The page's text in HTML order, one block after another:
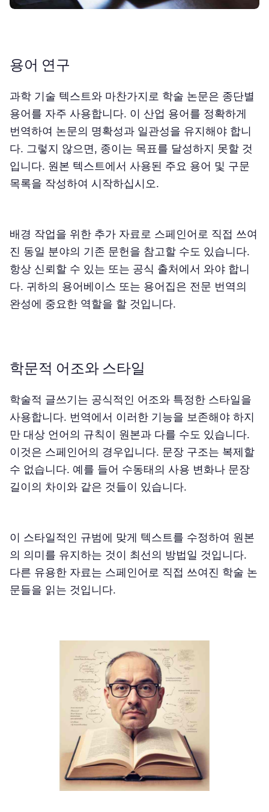
용어 연구
과학 기술 텍스트와 마찬가지로 학술 논문은 종단별
용어를 자주 사용합니다. 이 산업 용어를 정확하게
번역하여 논문의 명확성과 일관성을 유지해야 합니
다. 그렇지 않으면, 종이는 목표를 달성하지 못할 것
입니다. 원본 텍스트에서 사용된 주요 용어 및 구문
목록을 작성하여 시작하십시오.
배경 작업을 위한 추가 자료로 스페인어로 직접 쓰여
진 동일 분야의 기존 문헌을 참고할 수도 있습니다.
항상 신뢰할 수 있는 또는 공식 출처에서 와야 합니
다. 귀하의 용어베이스 또는 용어집은 전문 번역의
완성에 중요한 역할을 할 것입니다.
학문적 어조와 스타일
학술적 글쓰기는 공식적인 어조와 특정한 스타일을
사용합니다. 번역에서 이러한 기능을 보존해야 하지
만 대상 언어의 규칙이 원본과 다를 수도 있습니다.
이것은 스페인어의 경우입니다. 문장 구조는 복제할
수 없습니다. 예를 들어 수동태의 사용 변화나 문장
길이의 차이와 같은 것들이 있습니다.
이 스타일적인 규범에 맞게 텍스트를 수정하여 원본
의 의미를 유지하는 것이 최선의 방법일 것입니다.
다른 유용한 자료는 스페인어로 직접 쓰여진 학술 논
문들을 읽는 것입니다.